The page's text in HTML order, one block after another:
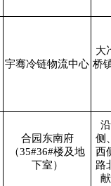
宇骞冷链物流中心
大
桥
合园东南府
（35#36#楼及地
下室）
侧
西
路